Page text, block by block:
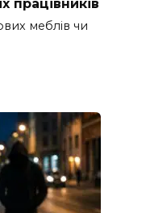
меблів чи